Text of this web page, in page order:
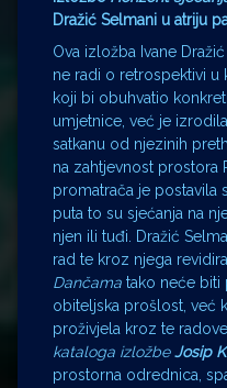
Dražić Selmani u atriju
Ova izložba Ivane
ne radi o retrospektivi
koji bi obuhvatio
umjetnice, već je
satkanu od njezinih
na zahtjevnost prostora
promatrača je postavila
puta to su sjećanja na
njen ili tuđi. Dražić
rad te kroz njega
Dančama tako neće biti
obiteljska prošlost, već
proživjela kroz te
kataloga izložbeJosip
prostorna odrednica,